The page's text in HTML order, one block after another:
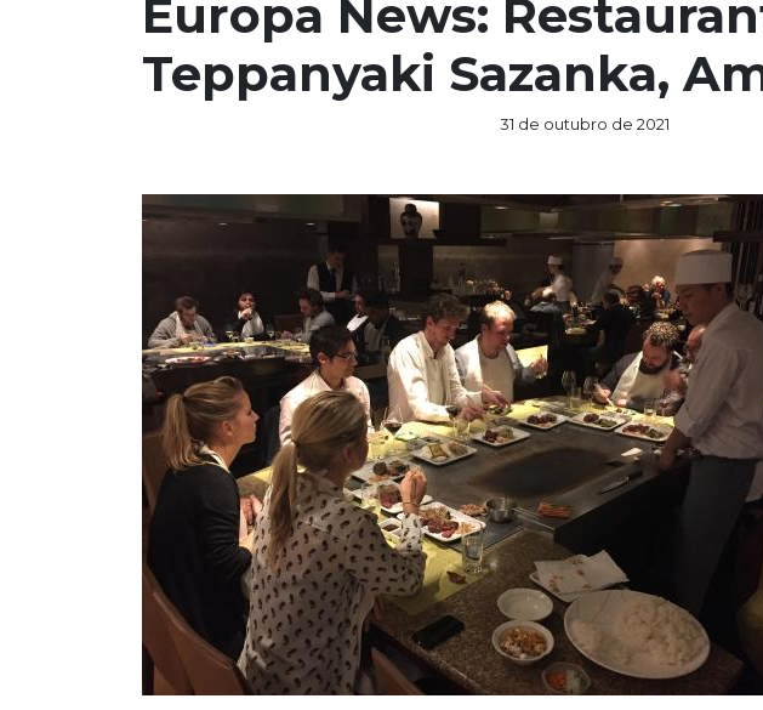
Europa News:
Teppanyaki Sazanka,
31 de outubro de 2021